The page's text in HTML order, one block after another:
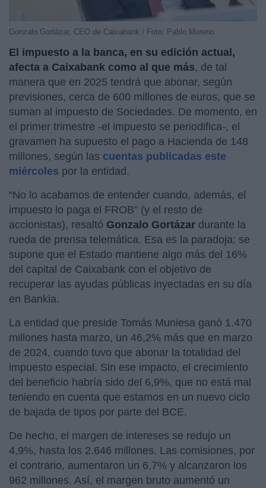
Gonzalo Gortázar, CEO de Caixabank / Foto: Pablo Moreno
El impuesto a la banca, en su edición actual,
afecta a Caixabank como al que más, de tal
manera que en 2025 tendrá que abonar, según
previsiones, cerca de 600 millones de euros, que se
suman al impuesto de Sociedades. De momento, en
el primer trimestre -el impuesto se periodifica-, el
gravamen ha supuesto el pago a Hacienda de 148
millones, según las cuentas publicadas este
miércoles por la entidad.
“No lo acabamos de entender cuando, además, el
impuesto lo paga el FROB” (y el resto de
accionistas), resaltó Gonzalo Gortázar durante la
rueda de prensa telemática. Esa es la paradoja: se
supone que el Estado mantiene algo más del 16%
del capital de Caixabank con el objetivo de
recuperar las ayudas públicas inyectadas en su día
en Bankia.
La entidad que preside Tomás Muniesa ganó 1.470
millones hasta marzo, un 46,2% más que en marzo
de 2024, cuando tuvo que abonar la totalidad del
impuesto especial. Sin ese impacto, el crecimiento
del beneficio habría sido del 6,9%, que no está mal
teniendo en cuenta que estamos en un nuevo ciclo
de bajada de tipos por parte del BCE.
De hecho, el margen de intereses se redujo un
4,9%, hasta los 2.646 millones. Las comisiones, por
el contrario, aumentaron un 6,7% y alcanzaron los
962 millones. Así, el margen bruto aumentó un